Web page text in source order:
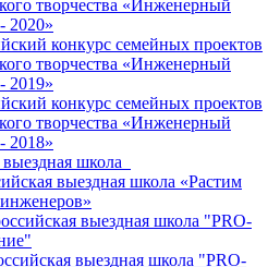
творчества «Инженерный
2020»
конкурс семейных проектов
творчества «Инженерный
2019»
конкурс семейных проектов
творчества «Инженерный
2018»
школа
выездная школа «Растим
выездная школа "PRO-
выездная школа "PRO-